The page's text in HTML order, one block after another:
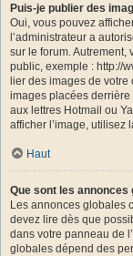
Puis-je publier des
Oui, vous pouvez
l’administrateur a
sur le forum.
public, exemple : http://
lier des images de votre
images placées derrière
aux lettres Hotmail ou
afficher l’image, utilisez
Haut
Que sont les annonces
Les annonces globales
devez lire dès que
dans votre panneau de
globales dépend des